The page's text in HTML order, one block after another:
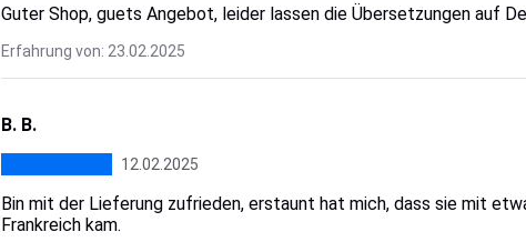
Guter Shop, guets Angebot, leider lassen die Übersetzungen auf
Erfahrung von: 23.02.2025
B. B.
12.02.2025
Bin mit der Lieferung zufrieden, erstaunt hat mich, dass sie mit
Frankreich kam.